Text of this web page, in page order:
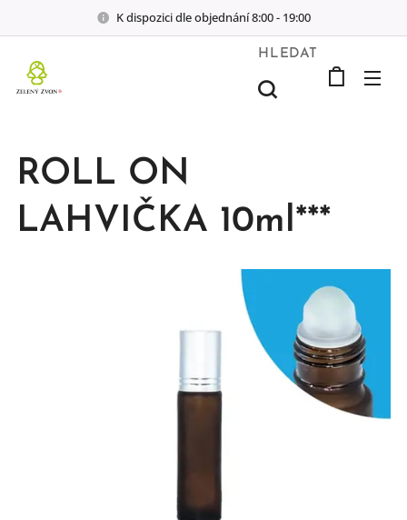
K dispozici dle objednání 8:00 - 19:00
HLEDAT
ROLL ON
LAHVIČKA 10ml***